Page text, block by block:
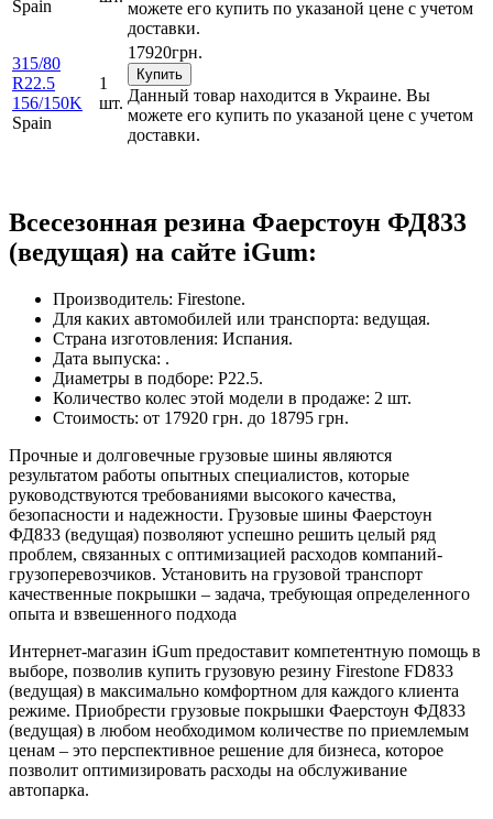
Spain
можете его купить по указаной цене с учетом
доставки.
315/80
R22.5
156/150K
Spain
1
шт.
17920грн.
Купить
Данный товар находится в Украине. Вы
можете его купить по указаной цене с учетом
доставки.
Всесезонная резина Фаерстоун ФД833
(ведущая) на сайте iGum:
Производитель: Firestone.
Для каких автомобилей или транспорта: ведущая.
Страна изготовления: Испания.
Дата выпуска: .
Диаметры в подборе: Р22.5.
Количество колес этой модели в продаже: 2 шт.
Стоимость: от 17920 грн. до 18795 грн.
Прочные и долговечные грузовые шины являются
результатом работы опытных специалистов, которые
руководствуются требованиями высокого качества,
безопасности и надежности. Грузовые шины Фаерстоун
ФД833 (ведущая) позволяют успешно решить целый ряд
проблем, связанных с оптимизацией расходов компаний-
грузоперевозчиков. Установить на грузовой транспорт
качественные покрышки – задача, требующая определенного
опыта и взвешенного подхода
Интернет-магазин iGum предоставит компетентную помощь в
выборе, позволив купить грузовую резину Firestone FD833
(ведущая) в максимально комфортном для каждого клиента
режиме. Приобрести грузовые покрышки Фаерстоун ФД833
(ведущая) в любом необходимом количестве по приемлемым
ценам – это перспективное решение для бизнеса, которое
позволит оптимизировать расходы на обслуживание
автопарка.